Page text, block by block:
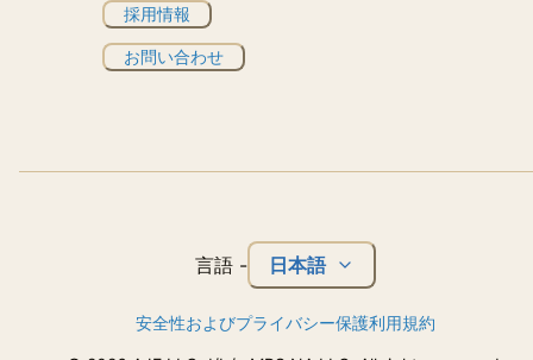
採用情報
お問い合わせ
安全性およびプライバシー保護利用規約
言語 - 日本語